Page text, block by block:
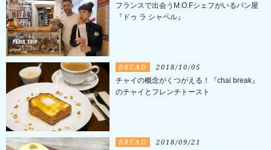
フランスで出会うM.O.Fシェフがいるパン屋
『ドゥ ラ シャペル』
BREAD 2018/10/05
チャイの概念がくつがえる！『chai break』
のチャイとフレンチトースト
BREAD 2018/09/21